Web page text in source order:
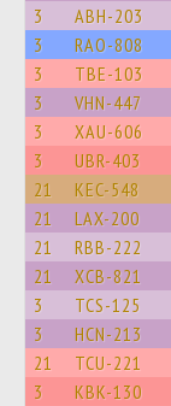
3 ABH-203
3 RAO-808
3 TBE-103
3 VHN-447
3 XAU-606
3 UBR-403
21 KEC-548
21 LAX-200
21 RBB-222
21 XCB-821
3 TCS-125
3 HCN-213
21 TCU-221
3 KBK-130